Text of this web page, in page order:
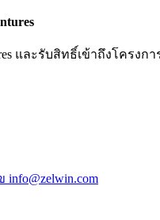
และรับสิทธิ์เข้าถึงโครงกา
info@zelwin.com